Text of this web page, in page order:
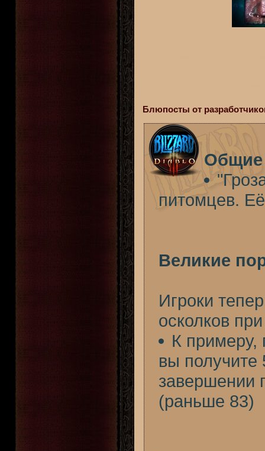
Блюпосты от
Общие
питомцев.
Великие
Игроки
осколков
К примеру,
вы получите
завершении
(раньше 83)